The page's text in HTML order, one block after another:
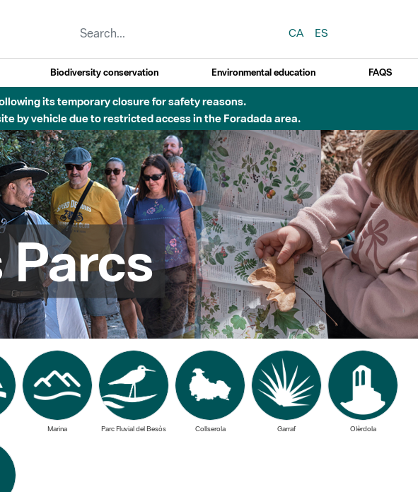
CA
ES
Biodiversity conservation Environmental education FAQS
Besòs degut a obres de construcció d'una passera sobre el riu
Parcs
Parc Fluvial del Besòs Olèrdola